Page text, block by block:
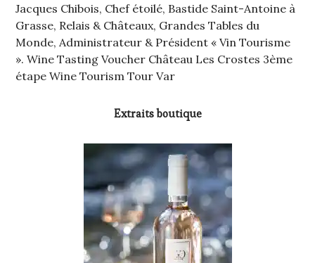
Jacques Chibois, Chef étoilé, Bastide Saint-Antoine à
Grasse, Relais & Châteaux, Grandes Tables du
Monde, Administrateur & Président « Vin Tourisme
». Wine Tasting Voucher Château Les Crostes 3ème
étape Wine Tourism Tour Var
Extraits boutique